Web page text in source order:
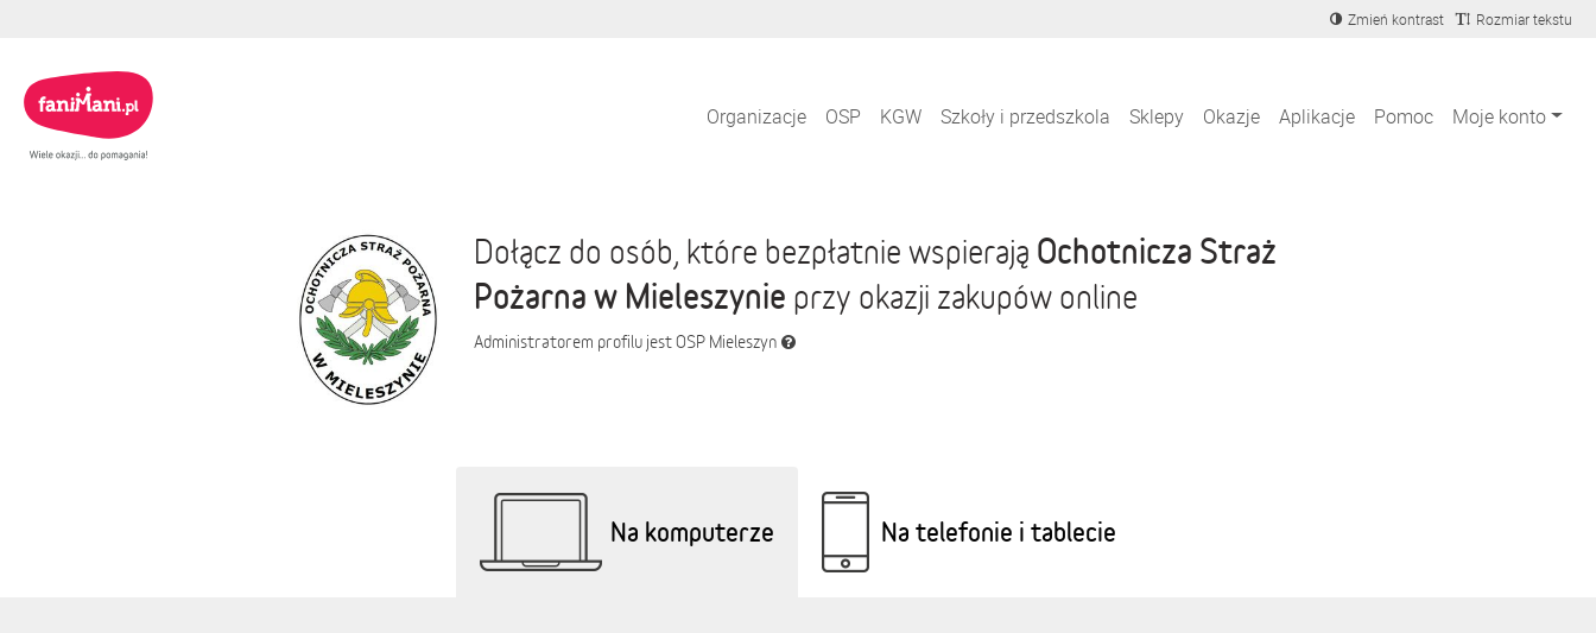
Zmień kontrast Rozmiar tekstu
Organizacje OSP KGW Szkoły i przedszkola Sklepy Okazje Aplikacje Pomoc Moje konto
Dołącz do osób, które bezpłatnie wspierają Ochotnicza Straż
Pożarna w Mieleszynie przy okazji zakupów online
Administratorem profilu jest OSP Mieleszyn
Na komputerze Na telefonie i tablecie